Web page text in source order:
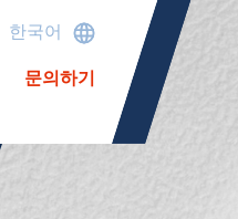
한국어
문의하기